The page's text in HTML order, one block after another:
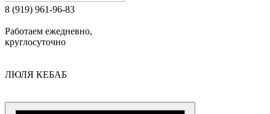
8 (919) 961-96-83
Работаем ежедневно,
круглосуточно
ЛЮЛЯ КЕБАБ